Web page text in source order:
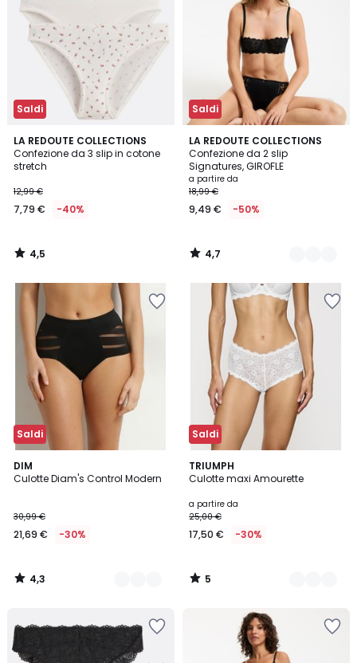
Saldi
LA REDOUTE COLLECTIONS
Confezione da 3 slip in cotone
stretch
12,99 €
7,79 € -40%
4,5
/ 5
4,5
/
Saldi
LA REDOUTE COLLECTIONS
Confezione da 2 slip
Signatures, GIROFLE
a partire da
18,99 €
9,49 € -50%
4,7
/ 5
4
Colori
4,7
/
Saldi
DIM
Culotte Diam's Control Modern
30,99 €
21,69 € -30%
4,3
/ 5
2
Colori
4,3
/
Saldi
TRIUMPH
Culotte maxi Amourette
a partire da
25,00 €
17,50 € -30%
5
/
3
Colori
5
/